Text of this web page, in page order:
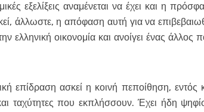
εξελίξεις αναμένεται να έχει και η
άλλωστε, η απόφαση αυτή για να
ελληνική οικονομία και ανοίγει ένας άλλος
επίδραση ασκεί η κοινή πεποίθηση, εντός
ταχύτητες που εκπλήσσουν. Έχει ήδη